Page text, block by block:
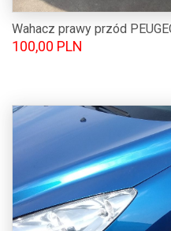
Wahacz prawy przód
100,00 PLN